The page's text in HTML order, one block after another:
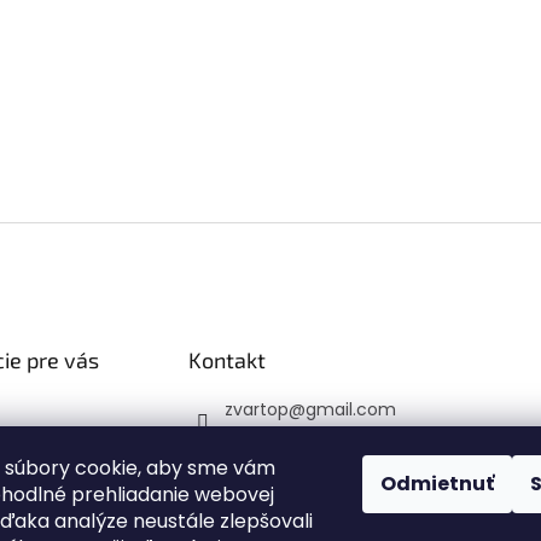
cookie, aby sme vám
prehliadanie webovej
analýze neustále zlepšovali
Odmietnuť
pre vás
platba
podmienky
ochrany
Kontakt
zvartop@gmail.com
Sledujte nás na Faceb
ooku